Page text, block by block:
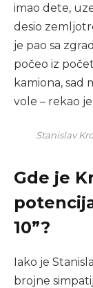
imao dete,
desio
je pao sa
počeo iz
kamiona, sad
vole – rekao
Stanislav
Gde je
10”?
Iako je
brojne